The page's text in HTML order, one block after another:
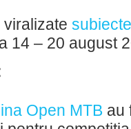
subiecte
14 – 20 august
Open MTB au